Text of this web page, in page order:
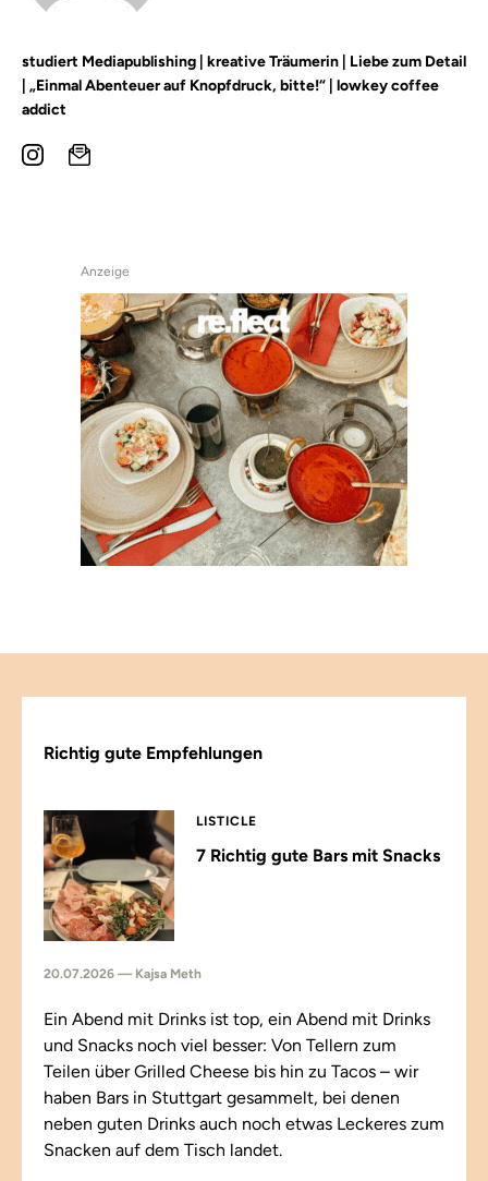
studiert Mediapublishing | kreative Träumerin | Liebe zum Detail
| „Einmal Abenteuer auf Knopfdruck, bitte!“ | lowkey coffee
addict
Anzeige
Richtig gute Empfehlungen
LISTICLE
7 Richtig gute Bars mit Snacks
20.07.2026 — Kajsa Meth
Ein Abend mit Drinks ist top, ein Abend mit Drinks
und Snacks noch viel besser: Von Tellern zum
Teilen über Grilled Cheese bis hin zu Tacos – wir
haben Bars in Stuttgart gesammelt, bei denen
neben guten Drinks auch noch etwas Leckeres zum
Snacken auf dem Tisch landet.